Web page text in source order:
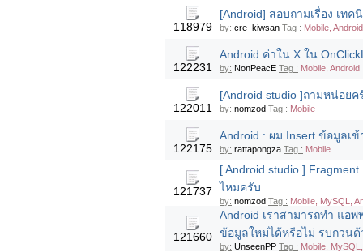
118979
[Android] สอบถามเรื่อง เท
by: cre_kiwsan Tag : Mobile,
122231
Android ค่าใน X ใน
by: NonPeacE Tag : Mobile, Android
122011
[Android studio ]ถามหน่อย
by: nomzod Tag : Mobile
122175
Android : ผม Insert ข้อมูลเ
by: rattapongza Tag : Mobile
121737
[ Android studio ]
ไหมครับ
by: nomzod Tag : Mobile, MySQL,
121660
Android เราสามารถทำ แอ
ข้อมูลใหม่ได้หรือไม่ รบกวนด้
by: UnseenPP Tag : Mobile,